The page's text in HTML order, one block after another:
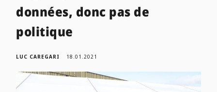
données, donc pas de
politique
LUC CAREGARI 18.01.2021